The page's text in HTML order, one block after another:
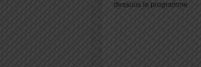
dessous le programme: